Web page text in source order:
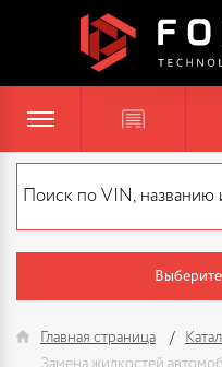
Главная страница
Замена жидкостей